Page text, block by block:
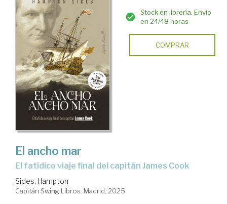
Stock en librería. Envío
en 24/48 horas
COMPRAR
El ancho mar
El fatídico viaje final del capitán James Cook
Sides, Hampton
Capitán Swing Libros. Madrid, 2025